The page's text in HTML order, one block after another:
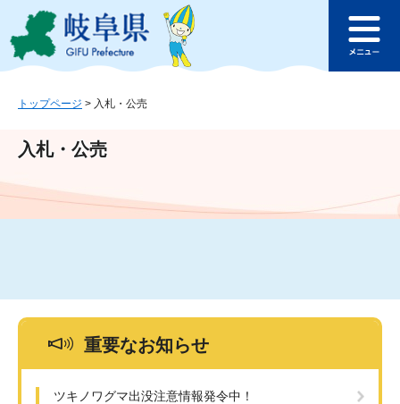
ジ
ュ
文
このページの本文へ
ュ
トップページ > 入札・公売
入札・公売
重要なお知らせ
ツキノワグマ出没注意情報発令中！